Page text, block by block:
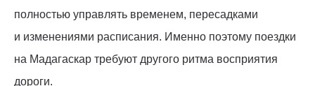
полностью управлять временем, пересадками
и изменениями расписания. Именно поэтому поездки
на Мадагаскар требуют другого ритма восприятия
дороги.